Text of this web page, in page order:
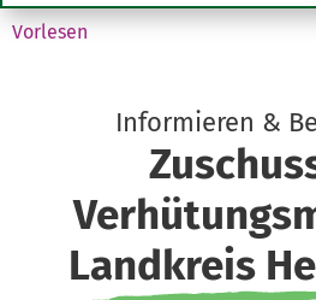
Vorlesen
Informieren &
Landkreis